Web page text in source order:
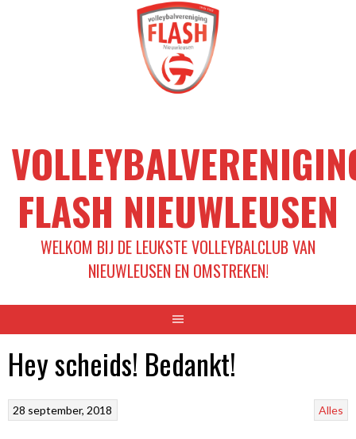
FLASH NIEUWLEUSEN
WELKOM BIJ DE LEUKSTE VOLLEYBALCLUB VAN
NIEUWLEUSEN EN OMSTREKEN!
Hey scheids! Bedankt!
Alles
28 september, 2018